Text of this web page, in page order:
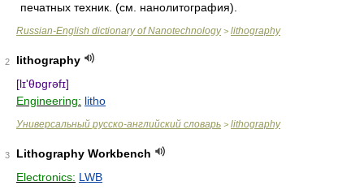
печатных техник. (см. нанолитография).
Russian-English dictionary of Nanotechnology> lithography
2
lithography
[lɪ'θɒgrəfɪ]
Engineering: litho
Универсальный русско-английский словарь > lithography
3
Lithography Workbench
Electronics: LWB